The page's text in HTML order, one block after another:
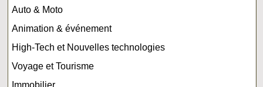
Auto & Moto
Animation & événement
High-Tech et Nouvelles technologies
Voyage et Tourisme
Immobilier